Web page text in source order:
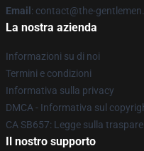
Email : contact@the-
La nostra azienda
Informazioni su di noi
Termini e condizioni
Informativa sulla privacy
DMCA - Informativa sul
CA SB657: Legge sulla
Il nostro supporto